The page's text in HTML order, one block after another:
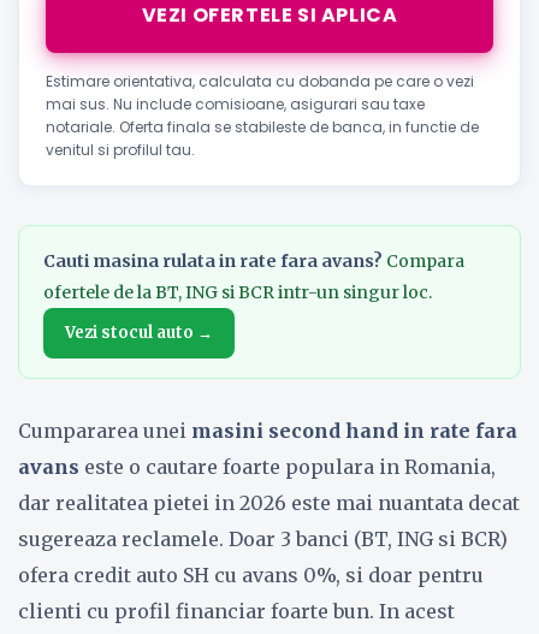
VEZI OFERTELE SI APLICA
Estimare orientativa, calculata cu dobanda pe care o vezi
mai sus. Nu include comisioane, asigurari sau taxe
notariale. Oferta finala se stabileste de banca, in functie de
venitul si profilul tau.
Cauti masina rulata in rate fara avans? Compara
ofertele de la BT, ING si BCR intr-un singur loc.
Vezi stocul auto →
Cumpararea unei masini second hand in rate fara
avans este o cautare foarte populara in Romania,
dar realitatea pietei in 2026 este mai nuantata decat
sugereaza reclamele. Doar 3 banci (BT, ING si BCR)
ofera credit auto SH cu avans 0%, si doar pentru
clienti cu profil financiar foarte bun. In acest